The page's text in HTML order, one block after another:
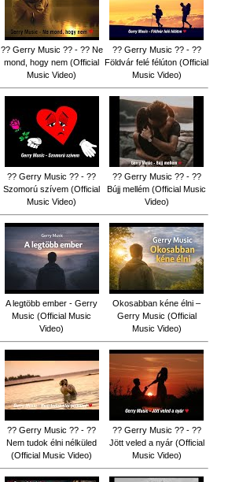
?? Gerry Music ?? - ?? Ne
mond, hogy nem (Official
Music Video)
?? Gerry Music ?? - ??
Földvár felé félúton (Official
Music Video)
?? Gerry Music ?? - ??
Szomorú szívem (Official
Music Video)
?? Gerry Music ?? - ??
Bújj mellém (Official Music
Video)
A legtöbb ember - Gerry
Music (Official Music
Video)
Okosabban kéne élni –
Gerry Music (Official
Music Video)
?? Gerry Music ?? - ??
Nem tudok élni nélküled
(Official Music Video)
?? Gerry Music ?? - ??
Jött veled a nyár (Official
Music Video)